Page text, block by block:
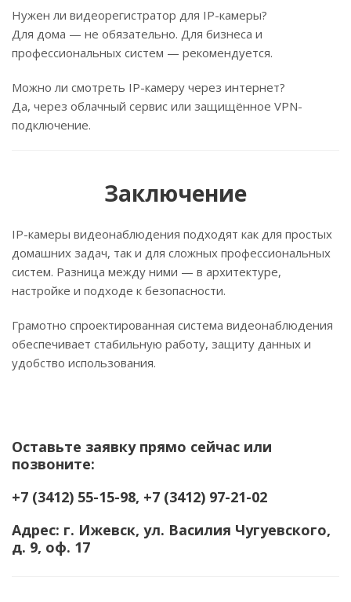
Нужен ли видеорегистратор для IP-камеры?
Для дома — не обязательно. Для бизнеса и
профессиональных систем — рекомендуется.
Можно ли смотреть IP-камеру через интернет?
Да, через облачный сервис или защищённое VPN-
подключение.
Заключение
IP-камеры видеонаблюдения подходят как для простых
домашних задач, так и для сложных профессиональных
систем. Разница между ними — в архитектуре,
настройке и подходе к безопасности.
Грамотно спроектированная система видеонаблюдения
обеспечивает стабильную работу, защиту данных и
удобство использования.
Оставьте заявку прямо сейчас или
позвоните:
+7 (3412) 55-15-98, +7 (3412) 97-21-02
Адрес: г. Ижевск, ул. Василия Чугуевского,
д. 9, оф. 17